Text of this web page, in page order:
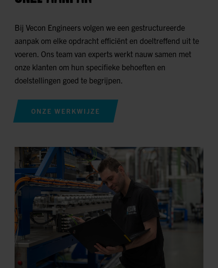
Bij Vecon Engineers volgen we een gestructureerde
aanpak om elke opdracht efficiënt en doeltreffend uit te
voeren. Ons team van experts werkt nauw samen met
onze klanten om hun specifieke behoeften en
doelstellingen goed te begrijpen.
ONZE WERKWIJZE